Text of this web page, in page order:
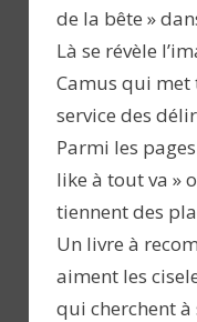
de la bête »
Là se révèle
Camus qui met
service des
Parmi les
like à tout va »
tiennent des
Un livre à
aiment les
qui cherchent à